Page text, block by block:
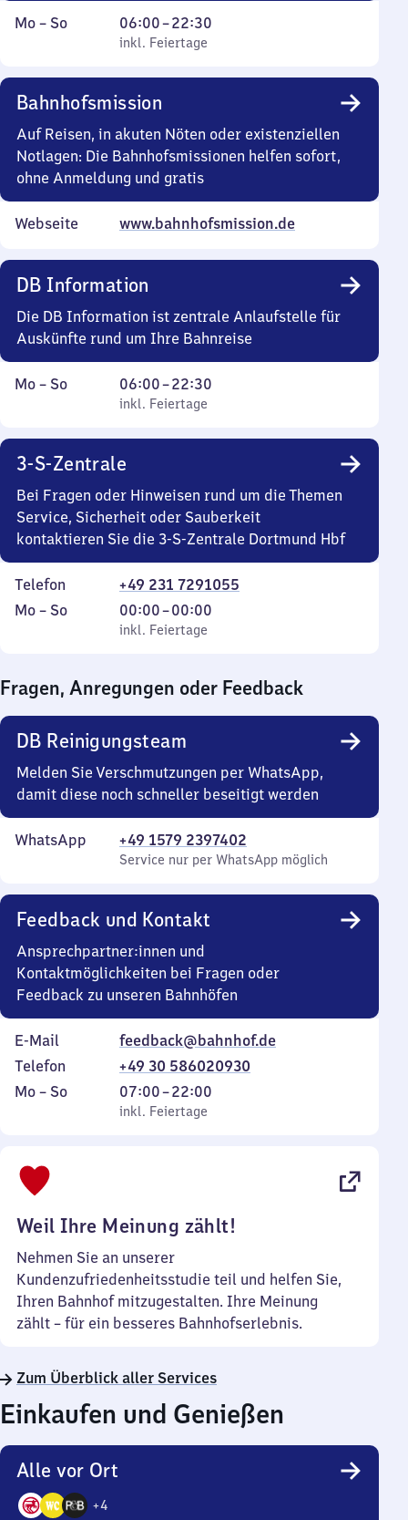
Montag
Mo – So,
inkl. Feiertage
06:00–22:30
Von
6
22
Uhr
30
inkl. Feiertage
Bahnhofsmission
Auf Reisen, in akuten Nöten oder existenziellen
Notlagen: Die Bahnhofsmissionen helfen sofort,
ohne Anmeldung und gratis
Webseite www.bahnhofsmission.de
DB Information
Die DB Information ist zentrale Anlaufstelle für
Auskünfte rund um Ihre Bahnreise
Montag
Mo – So,
inkl. Feiertage
06:00–22:30
Von
6
22
Uhr
30
inkl. Feiertage
3-S-Zentrale
Bei Fragen oder Hinweisen rund um die Themen
Service, Sicherheit oder Sauberkeit
kontaktieren Sie die 3-S-Zentrale Dortmund Hbf
Telefon
+49 231 7291055
Montag
Mo – So,
inkl. Feiertage
00:00–00:00
Von
0
0
Uhr
inkl. Feiertage
Fragen, Anregungen oder Feedback
DB Reinigungsteam
Melden Sie Verschmutzungen per WhatsApp,
damit diese noch schneller beseitigt werden
WhatsApp +49 1579 2397402
Service nur per WhatsApp möglich
Feedback und Kontakt
Ansprechpartner:innen und
Kontaktmöglichkeiten bei Fragen oder
Feedback zu unseren Bahnhöfen
E-Mail
feedback@bahnhof.de
Telefon
+49 30 586020930
Montag
Mo – So,
inkl. Feiertage
07:00–22:00
Von
7
inkl. Feiertage
Weil Ihre Meinung zählt!
Nehmen Sie an unserer
Kundenzufriedenheitsstudie teil und helfen Sie,
Ihren Bahnhof mitzugestalten. Ihre Meinung
zählt – für ein besseres Bahnhofserlebnis.
Zum Überblick aller Services
Einkaufen und Genießen
Alle vor Ort
+4